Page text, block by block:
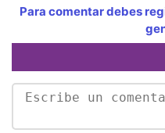
Para comentar debes